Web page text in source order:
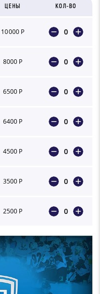
ЦЕНЫ КОЛ-ВО
10000 Р 0
8000 Р 0
6500 Р 0
6400 Р 0
4500 Р 0
3500 Р 0
2500 Р 0